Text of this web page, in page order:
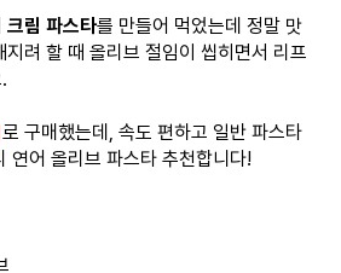
크림 파스타를 만들어 먹었는데 정말 맛
려 할 때 올리브 절임이 씹히면서 리프
로 구매했는데, 속도 편하고 일반 파스타
연어 올리브 파스타 추천합니다!